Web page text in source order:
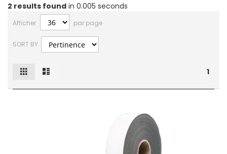
2 results found in 0.005 seconds
Afficher par page
SORT BY
1
Afficher
en
Grille